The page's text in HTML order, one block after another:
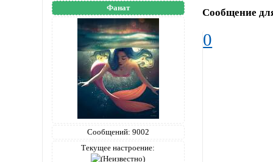
Фанат
Сообщений: 9002
Текущее настроение:
Сообщение
0